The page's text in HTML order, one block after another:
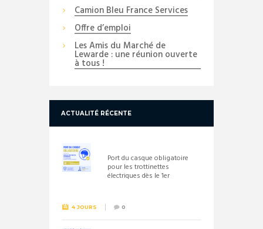
Camion Bleu France Services
Offre d’emploi
Les Amis du Marché de
Lewarde : une réunion ouverte
à tous !
ACTUALITÉ RÉCENTE
Port du casque obligatoire
pour les trottinettes
électriques dès le 1er
4 JOURS 0